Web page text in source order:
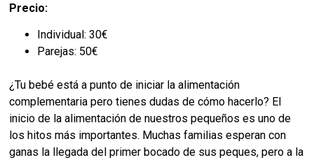
Precio:
Individual: 30€
Parejas: 50€
¿Tu bebé está a punto de iniciar la alimentación
complementaria pero tienes dudas de cómo hacerlo? El
inicio de la alimentación de nuestros pequeños es uno de
los hitos más importantes. Muchas familias esperan con
ganas la llegada del primer bocado de sus peques, pero a la